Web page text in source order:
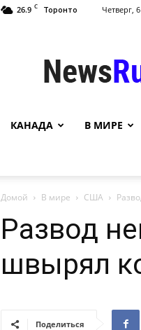
26.9 C Торонто Четверг,
КАНАДА В МИРЕ
Домой В мире США
Развод
швырял
Поделиться